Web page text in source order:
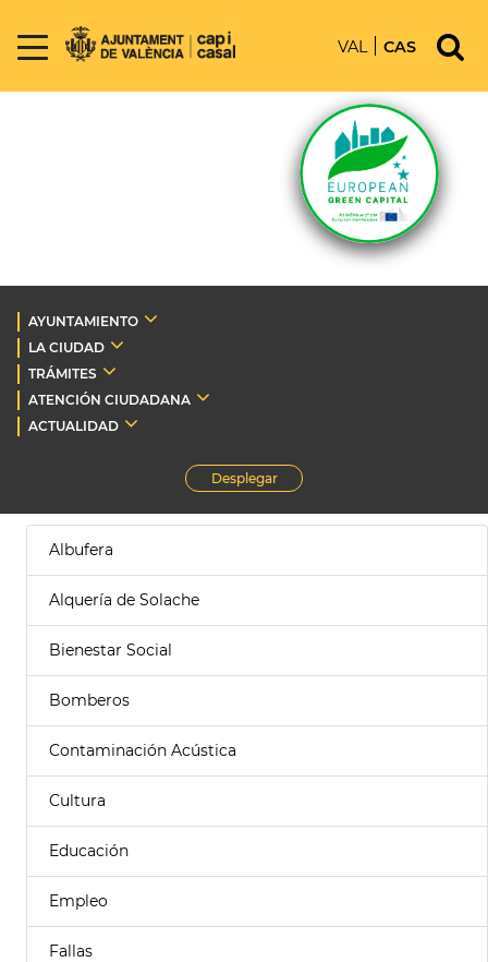
VAL CAS
AYUNTAMIENTO
LA CIUDAD
TRÁMITES
ATENCIÓN CIUDADANA
ACTUALIDAD
Desplegar
Albufera
Alquería de Solache
Bienestar Social
Bomberos
Contaminación Acústica
Cultura
Educación
Empleo
Fallas